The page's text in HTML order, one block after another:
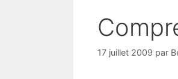
17 juillet 2009 par